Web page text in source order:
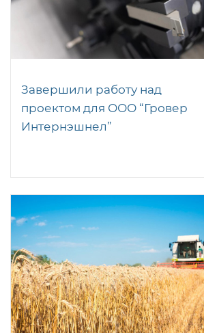
Завершили работу над
проектом для ООО “Гровер
Интернэшнел”